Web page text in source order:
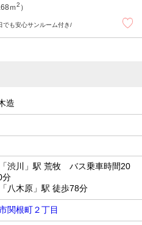
ｍ2 ）
でも安心サンルーム付き/
造
「渋川」駅 荒牧 バス乗車時間20
八木原」駅 徒歩78分
関根町２丁目